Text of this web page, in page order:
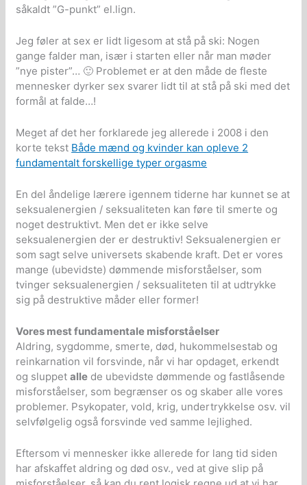
såkaldt ”G-punkt” el.lign.
Jeg føler at sex er lidt ligesom at stå på ski: Nogen
gange falder man, især i starten eller når man møder
”nye pister”… 🙂 Problemet er at den måde de fleste
mennesker dyrker sex svarer lidt til at stå på ski med det
formål at falde…!
Meget af det her forklarede jeg allerede i 2008 i den
korte tekst Både mænd og kvinder kan opleve 2
fundamentalt forskellige typer orgasme
En del åndelige lærere igennem tiderne har kunnet se at
seksualenergien / seksualiteten kan føre til smerte og
noget destruktivt. Men det er ikke selve
seksualenergien der er destruktiv! Seksualenergien er
som sagt selve universets skabende kraft. Det er vores
mange (ubevidste) dømmende misforståelser, som
tvinger seksualenergien / seksualiteten til at udtrykke
sig på destruktive måder eller former!
Vores mest fundamentale misforståelser
Aldring, sygdomme, smerte, død, hukommelsestab og
reinkarnation vil forsvinde, når vi har opdaget, erkendt
og sluppetalle de ubevidste dømmende og fastlåsende
misforståelser, som begrænser os og skaber alle vores
problemer. Psykopater, vold, krig, undertrykkelse osv. vil
selvfølgelig også forsvinde ved samme lejlighed.
Eftersom vi mennesker ikke allerede for lang tid siden
har afskaffet aldring og død osv., ved at give slip på